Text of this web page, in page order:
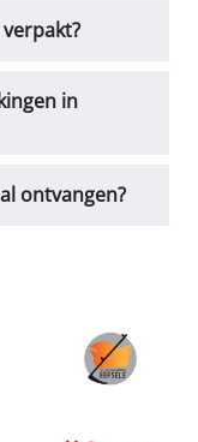
in
ontvangen?